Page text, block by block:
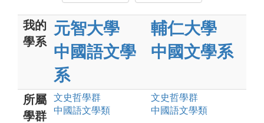
我的
學系
元智大學
中國語文學
系
輔仁大學
中國文學系
所屬
學群
文史哲學群
中國語文學類
文史哲學群
中國語文學類